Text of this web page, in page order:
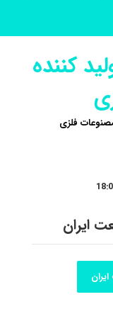
کننده
فلزی
ایران